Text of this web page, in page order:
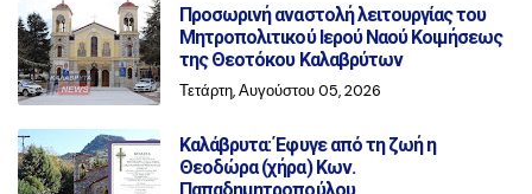
Προσωρινή αναστολή λειτουργίας του
Μητροπολιτικού Ιερού Ναού Κοιμήσεως
της Θεοτόκου Καλαβρύτων
Τετάρτη, Αυγούστου 05, 2026
Καλάβρυτα: Έφυγε από τη ζωή η
Θεοδώρα (χήρα) Κων.